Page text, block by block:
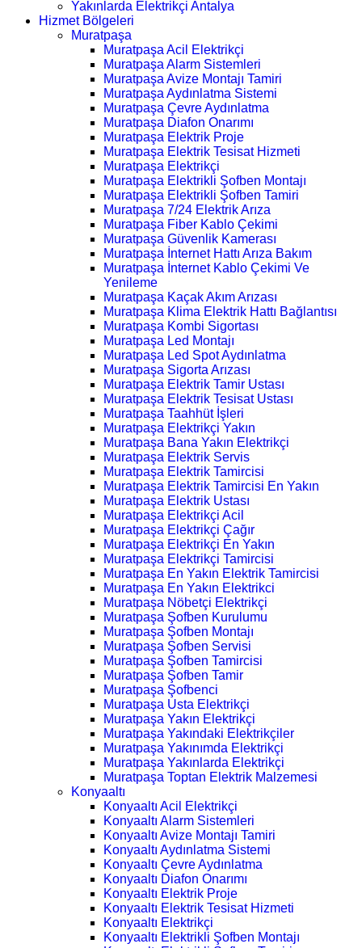
Yakınlarda Elektrikçi Antalya
Hizmet Bölgeleri
Muratpaşa
Muratpaşa Acil Elektrikçi
Muratpaşa Alarm Sistemleri
Muratpaşa Avize Montajı Tamiri
Muratpaşa Aydınlatma Sistemi
Muratpaşa Çevre Aydınlatma
Muratpaşa Diafon Onarımı
Muratpaşa Elektrik Proje
Muratpaşa Elektrik Tesisat Hizmeti
Muratpaşa Elektrikçi
Muratpaşa Elektrikli Şofben Montajı
Muratpaşa Elektrikli Şofben Tamiri
Muratpaşa 7/24 Elektrik Arıza
Muratpaşa Fiber Kablo Çekimi
Muratpaşa Güvenlik Kamerası
Muratpaşa İnternet Hattı Arıza Bakım
Muratpaşa İnternet Kablo Çekimi Ve
Yenileme
Muratpaşa Kaçak Akım Arızası
Muratpaşa Klima Elektrik Hattı Bağlantısı
Muratpaşa Kombi Sigortası
Muratpaşa Led Montajı
Muratpaşa Led Spot Aydınlatma
Muratpaşa Sigorta Arızası
Muratpaşa Elektrik Tamir Ustası
Muratpaşa Elektrik Tesisat Ustası
Muratpaşa Taahhüt İşleri
Muratpaşa Elektrikçi Yakın
Muratpaşa Bana Yakın Elektrikçi
Muratpaşa Elektrik Servis
Muratpaşa Elektrik Tamircisi
Muratpaşa Elektrik Tamircisi En Yakın
Muratpaşa Elektrik Ustası
Muratpaşa Elektrikçi Acil
Muratpaşa Elektrikçi Çağır
Muratpaşa Elektrikçi En Yakın
Muratpaşa Elektrikçi Tamircisi
Muratpaşa En Yakın Elektrik Tamircisi
Muratpaşa En Yakın Elektrikci
Muratpaşa Nöbetçi Elektrikçi
Muratpaşa Şofben Kurulumu
Muratpaşa Şofben Montajı
Muratpaşa Şofben Servisi
Muratpaşa Şofben Tamircisi
Muratpaşa Şofben Tamir
Muratpaşa Şofbenci
Muratpaşa Usta Elektrikçi
Muratpaşa Yakın Elektrikçi
Muratpaşa Yakındaki Elektrikçiler
Muratpaşa Yakınımda Elektrikçi
Muratpaşa Yakınlarda Elektrikçi
Muratpaşa Toptan Elektrik Malzemesi
Konyaaltı
Konyaaltı Acil Elektrikçi
Konyaaltı Alarm Sistemleri
Konyaaltı Avize Montajı Tamiri
Konyaaltı Aydınlatma Sistemi
Konyaaltı Çevre Aydınlatma
Konyaaltı Diafon Onarımı
Konyaaltı Elektrik Proje
Konyaaltı Elektrik Tesisat Hizmeti
Konyaaltı Elektrikçi
Konyaaltı Elektrikli Şofben Montajı